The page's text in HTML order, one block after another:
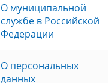
О муниципальной
службе в Российской
Федерации
О персональных
данных